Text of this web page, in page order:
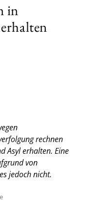
in
rechnen
Asyl erhalten. Eine
von
jedoch nicht.